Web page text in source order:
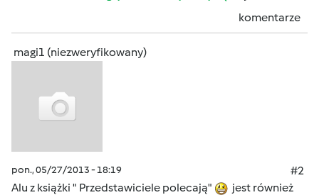
komentarze
magi1 (niezweryfikowany)
pon., 05/27/2013 - 18:19
#2
Alu z książki " Przedstawiciele polecają"
jest również